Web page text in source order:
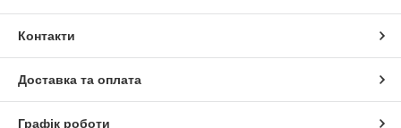
Контакти
Доставка та оплата
Графік роботи